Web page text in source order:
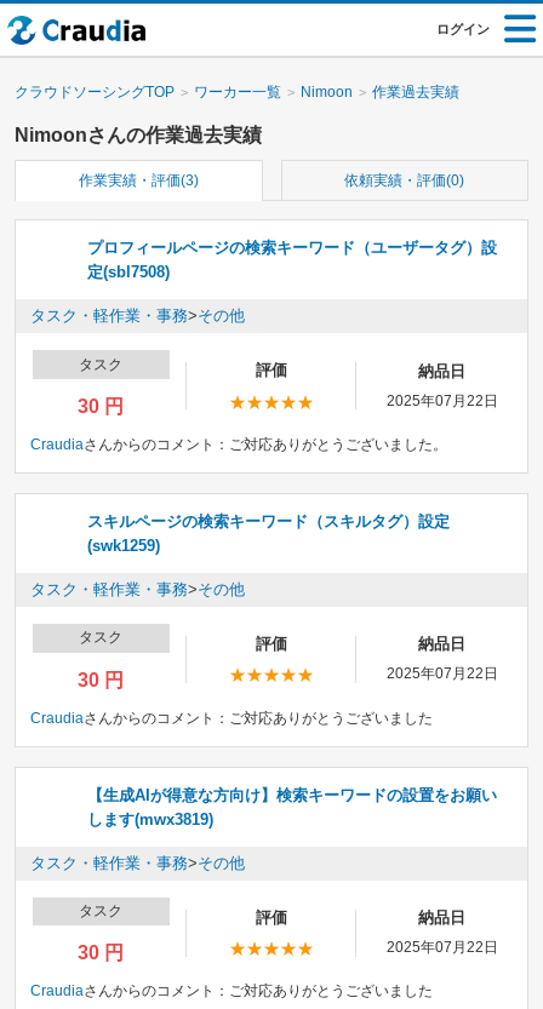
ログイン
クラウドソーシングTOP ワーカー一覧 Nimoon 作業過去実績
Nimoonさんの作業過去実績
作業実績・評価(3) 依頼実績・評価(0)
プロフィールページの検索キーワード（ユーザータグ）設
定(sbl7508)
タスク・軽作業・事務>その他
タスク
30 円
評価 納品日
2025年07月22日
Craudiaさんからのコメント： ご対応ありがとうございました。
スキルページの検索キーワード（スキルタグ）設定
(swk1259)
タスク・軽作業・事務>その他
タスク
30 円
評価 納品日
2025年07月22日
Craudiaさんからのコメント： ご対応ありがとうございました
【生成AIが得意な方向け】検索キーワードの設置をお願い
します(mwx3819)
タスク・軽作業・事務>その他
タスク
30 円
評価 納品日
2025年07月22日
Craudiaさんからのコメント： ご対応ありがとうございました